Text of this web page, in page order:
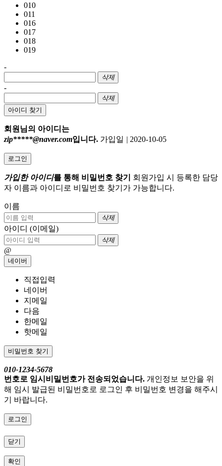
010
011
016
017
018
019
-
삭제
-
삭제
아이디 찾기
회원님의 아이디는
zip*****@naver.com입니다. 가입일 | 2020-10-05
로그인
가입한 아이디를 통해 비밀번호 찾기
회원가입 시 등록한 담당
자 이름과 아이디로 비밀번호 찾기가 가능합니다.
이름
삭제
아이디 (이메일)
삭제
@
네이버
직접입력
네이버
지메일
다음
한메일
핫메일
비밀번호 찾기
010-1234-5678
번호로 임시비밀번호가 전송되었습니다. 개인정보 보안을 위
해 임시 발급된 비밀번호로 로그인 후 비밀번호 변경을 해주시
기 바랍니다.
로그인
닫기
확인